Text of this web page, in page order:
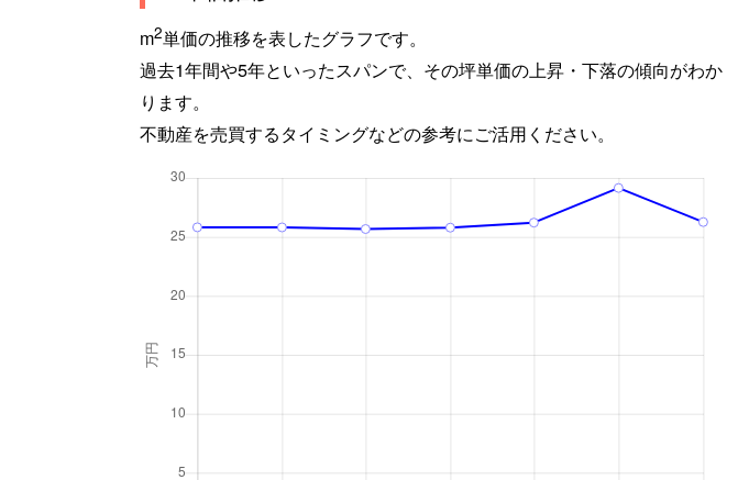
m2単価の推移を表したグラフです。
過去1年間や5年といったスパンで、その坪単価の上昇・下落の傾向がわか
ります。
不動産を売買するタイミングなどの参考にご活用ください。